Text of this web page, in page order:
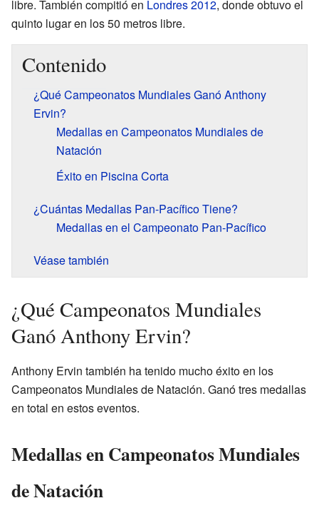
libre. También compitió en Londres 2012, donde obtuvo el
quinto lugar en los 50 metros libre.
Contenido
¿Qué Campeonatos Mundiales Ganó Anthony
Ervin?
Medallas en Campeonatos Mundiales de
Natación
Éxito en Piscina Corta
¿Cuántas Medallas Pan-Pacífico Tiene?
Medallas en el Campeonato Pan-Pacífico
Véase también
¿Qué Campeonatos Mundiales
Ganó Anthony Ervin?
Anthony Ervin también ha tenido mucho éxito en los
Campeonatos Mundiales de Natación. Ganó tres medallas
en total en estos eventos.
Medallas en Campeonatos Mundiales
de Natación